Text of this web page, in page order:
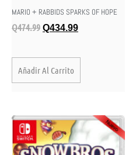
MARIO + RABBIDS SPARKS OF HOPE
Q474.99 Q434.99
Añadir Al Carrito